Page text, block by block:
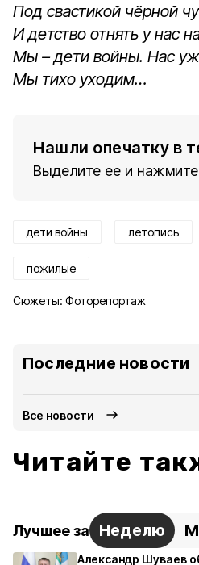
Под свастикой чёрной
И детство отнять у нас
Мы – дети войны. Нас уж
Мы тихо уходим…
Нашли опечатку в
Выделите ее и
дети войны летопись
пожилые
Сюжеты: Фоторепортаж
Последние новости
Все новости
Читайте
Лучшее за Неделю
Александр Шуваев